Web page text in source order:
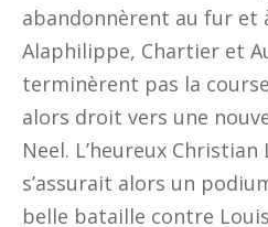
abandonnèrent au fur et
Alaphilippe, Chartier et
terminèrent pas la
alors droit vers une
Neel. L’heureux
s’assurait alors un
belle bataille contre